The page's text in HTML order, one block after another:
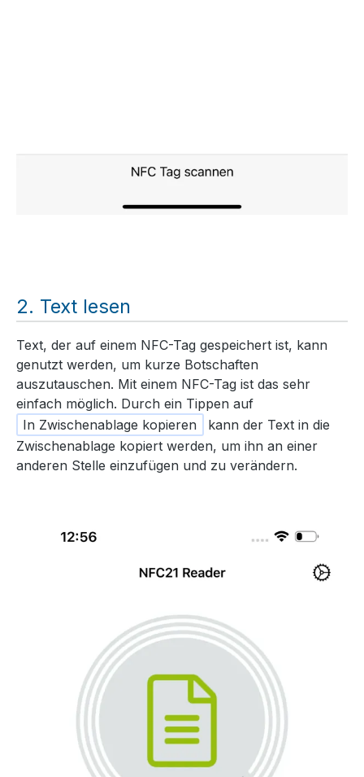
Text lesen
Text, der auf einem NFC-Tag gespeichert ist, kann
genutzt werden, um kurze Botschaften
auszutauschen. Mit einem NFC-Tag ist das sehr
einfach möglich. Durch ein Tippen auf
In Zwischenablage kopieren
kann der Text in die
Zwischenablage kopiert werden, um ihn an einer
anderen Stelle einzufügen und zu verändern.